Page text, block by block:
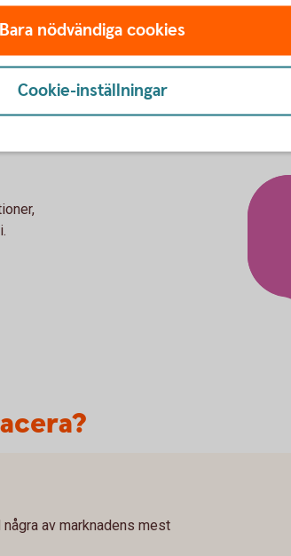
enkelt i internetbanken
kundcenter eller besöka ett
av marknadens mest
Bara nödvändiga cookies
Cookie-inställningar